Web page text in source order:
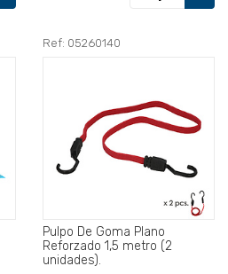
Ref: 05260140
Pulpo De Goma Plano
Reforzado 1,5 metro (2
unidades).